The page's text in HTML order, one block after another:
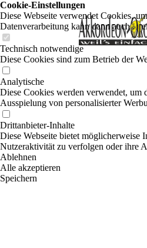
Cookie-Einstellungen
Diese Webseite verwendet Cookies,
Datenverarbeitung kann dann auch in
Technisch notwendige
Diese Cookies sind zum Betrieb der
Analytische
Diese Cookies werden verwendet, um
Ausspielung von personalisierter
Drittanbieter-Inhalte
Diese Webseite bietet möglicherweise
Nutzeraktivität zu verfolgen oder ihre
Ablehnen
Alle akzeptieren
Speichern